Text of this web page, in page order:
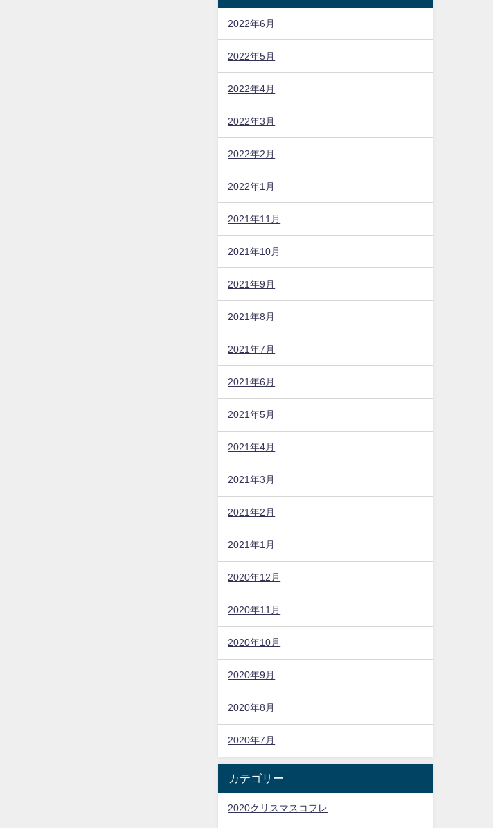
2022年6月
2022年5月
2022年4月
2022年3月
2022年2月
2022年1月
2021年11月
2021年10月
2021年9月
2021年8月
2021年7月
2021年6月
2021年5月
2021年4月
2021年3月
2021年2月
2021年1月
2020年12月
2020年11月
2020年10月
2020年9月
2020年8月
2020年7月
カテゴリー
2020クリスマスコフレ